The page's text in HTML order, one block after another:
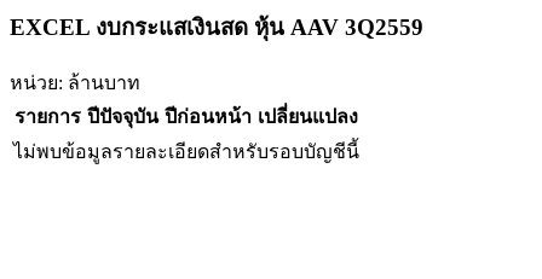
EXCEL งบกระแสเงินสด หุ้น AAV 3Q2559
หน่วย: ล้านบาท
รายการ ปีปัจจุบัน ปีก่อนหน้า เปลี่ยนแปลง
ไม่พบข้อมูลรายละเอียดสำหรับรอบบัญชีนี้